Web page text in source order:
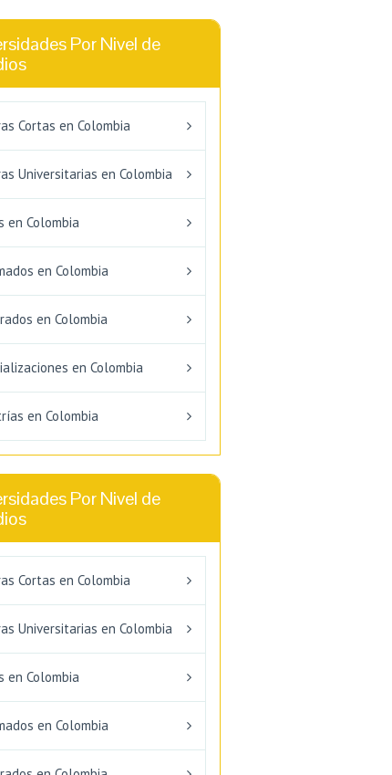
Por Nivel de
Cortas en Colombia
Universitarias en Colombia
en Colombia
en Colombia
en Colombia
en Colombia
en Colombia
Por Nivel de
Cortas en Colombia
Universitarias en Colombia
en Colombia
en Colombia